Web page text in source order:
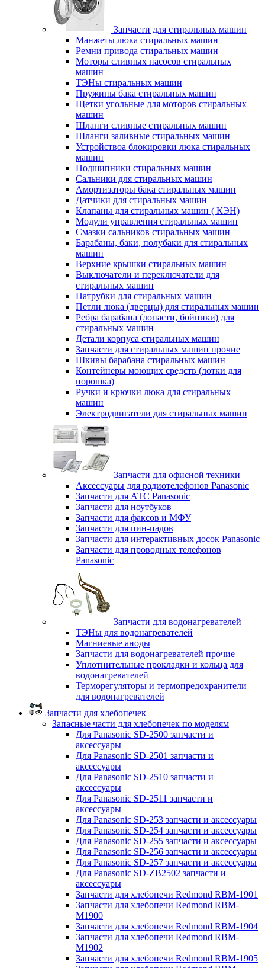
Запчасти для стиральных машин
Манжеты люка стиральных машин
Ремни привода стиральных машин
Моторы сливных насосов стиральных
машин
ТЭНы стиральных машин
Пружины бака стиральных машин
Щетки угольные для моторов стиральных
машин
Шланги сливные стиральных машин
Шланги заливные стиральных машин
Устройствоа блокировки люка стиральных
машин
Подшипники стиральных машин
Сальники для стиральных машин
Амортизаторы бака стиральных машин
Датчики для стиральных машин
Клапаны для стиральных машин ( КЭН)
Модули управления стиральных машин
Смазки сальников стиральных машин
Барабаны, баки, полубаки для стиральных
машин
Верхние крышки стиральных машин
Выключатели и переключатели для
стиральных машин
Патрубки для стиральных машин
Петли люка (дверцы) для стиральных машин
Ребра барабана (лопасти, бойники) для
стиральных машин
Детали корпуса стиральных машин
Запчасти для стиральных машин прочие
Шкивы барабана стиральных машин
Контейнеры моющих средств (лотки для
порошка)
Ручки и крючки люка для стиральных
машин
Электродвигатели для стиральных машин
Запчасти для офисной техники
Аксессуары для радиотелефонов Panasonic
Запчасти для АТС Panasonic
Запчасти для ноутбуков
Запчасти для факсов и МФУ
Запчасти для пин-падов
Запчасти для интерактивных досок Panasonic
Запчасти для проводных телефонов
Panasonic
Запчасти для водонагревателей
ТЭНы для водонагревателей
Магниевые аноды
Запчасти для водонагревателей прочие
Уплотнительные прокладки и кольца для
водонагревателей
Терморегуляторы и термопредохранители
для водонагревателей
Запчасти для хлебопечек
Запасные части для хлебопечек по моделям
Для Panasonic SD-2500 запчасти и
аксессуары
Для Panasonic SD-2501 запчасти и
аксессуары
Для Panasonic SD-2510 запчасти и
аксессуары
Для Panasonic SD-2511 запчасти и
аксессуары
Для Panasonic SD-253 запчасти и аксессуары
Для Panasonic SD-254 запчасти и аксессуары
Для Panasonic SD-255 запчасти и аксессуары
Для Panasonic SD-256 запчасти и аксессуары
Для Panasonic SD-257 запчасти и аксессуары
Для Panasonic SD-ZB2502 запчасти и
аксессуары
Запчасти для хлебопечи Redmond RBM-1901
Запчасти для хлебопечи Redmond RBM-
M1900
Запчасти для хлебопечи Redmond RBM-1904
Запчасти для хлебопечи Redmond RBM-
M1902
Запчасти для хлебопечи Redmond RBM-1905